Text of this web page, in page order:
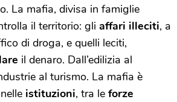
La mafia, divisa in famiglie
il territorio: gli affari illeciti, a
di droga, e quelli leciti,
il denaro. Dall’edilizia al
al turismo. La mafia è
istituzioni, tra le forze